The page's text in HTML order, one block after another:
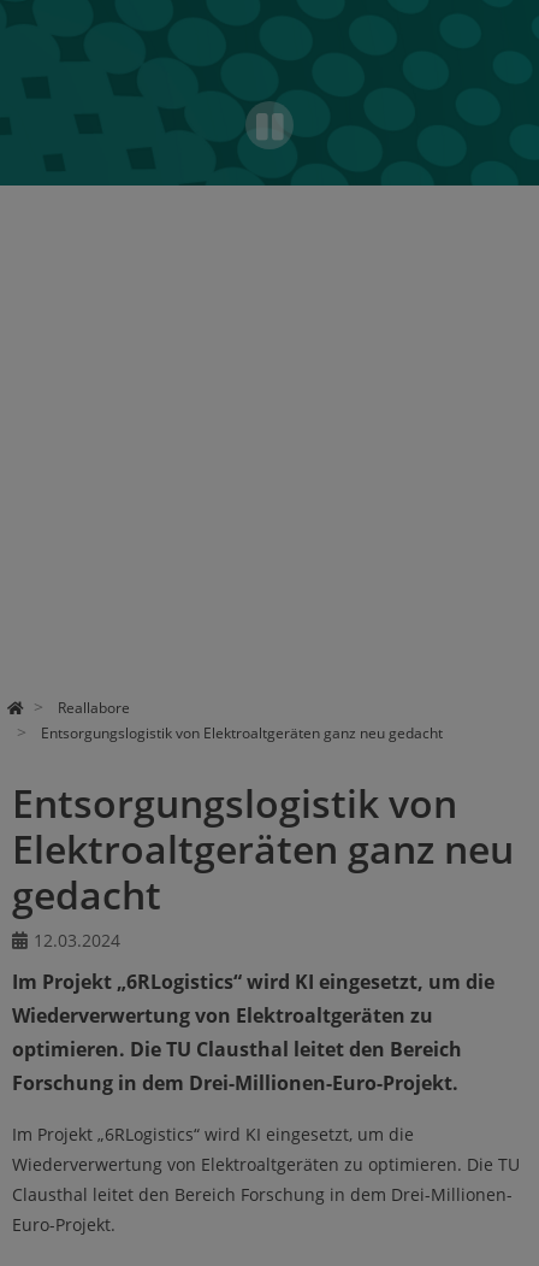
Pa
use
Reallabore
Entsorgungslogistik von Elektroaltgeräten ganz neu gedacht
Entsorgungslogistik von
Elektroaltgeräten ganz neu
gedacht
12.03.2024
Im Projekt „6RLogistics“ wird KI eingesetzt, um die
Wiederverwertung von Elektroaltgeräten zu
optimieren. Die TU Clausthal leitet den Bereich
Forschung in dem Drei-Millionen-Euro-Projekt.
Im Projekt „6RLogistics“ wird KI eingesetzt, um die
Wiederverwertung von Elektroaltgeräten zu optimieren. Die TU
Clausthal leitet den Bereich Forschung in dem Drei-Millionen-
Euro-Projekt.